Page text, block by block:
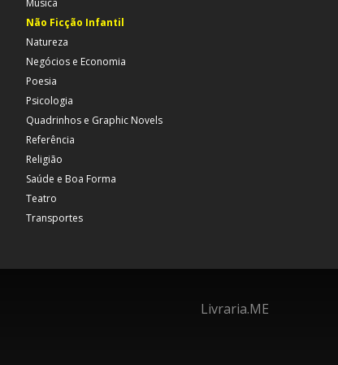
Música
Não Ficção Infantil
Natureza
Negócios e Economia
Poesia
Psicologia
Quadrinhos e Graphic Novels
Referência
Religião
Saúde e Boa Forma
Teatro
Transportes
Livraria.ME